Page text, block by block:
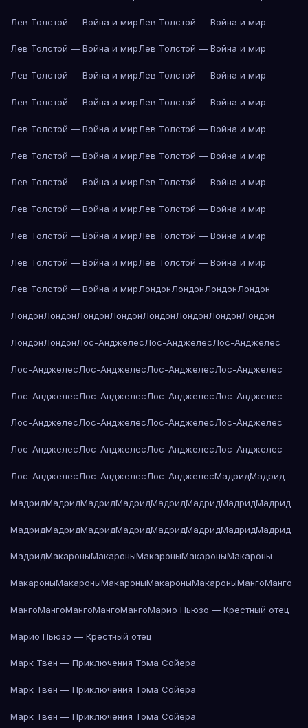
Лев Толстой — Война и мирЛев Толстой — Война и мир
Лев Толстой — Война и мирЛев Толстой — Война и мир
Лев Толстой — Война и мирЛев Толстой — Война и мир
Лев Толстой — Война и мирЛев Толстой — Война и мир
Лев Толстой — Война и мирЛев Толстой — Война и мир
Лев Толстой — Война и мирЛев Толстой — Война и мир
Лев Толстой — Война и мирЛев Толстой — Война и мир
Лев Толстой — Война и мирЛев Толстой — Война и мир
Лев Толстой — Война и мирЛев Толстой — Война и мир
Лев Толстой — Война и мирЛев Толстой — Война и мир
Лев Толстой — Война и мирЛондонЛондонЛондонЛондон
ЛондонЛондонЛондонЛондонЛондонЛондонЛондонЛондон
ЛондонЛондонЛос-АнджелесЛос-АнджелесЛос-Анджелес
Лос-АнджелесЛос-АнджелесЛос-АнджелесЛос-Анджелес
Лос-АнджелесЛос-АнджелесЛос-АнджелесЛос-Анджелес
Лос-АнджелесЛос-АнджелесЛос-АнджелесЛос-Анджелес
Лос-АнджелесЛос-АнджелесЛос-АнджелесЛос-Анджелес
Лос-АнджелесЛос-АнджелесЛос-АнджелесМадридМадрид
МадридМадридМадридМадридМадридМадридМадридМадрид
МадридМадридМадридМадридМадридМадридМадридМадрид
МадридМакароныМакароныМакароныМакароныМакароны
МакароныМакароныМакароныМакароныМакароныМангоМанго
МангоМангоМангоМангоМангоМарио Пьюзо — Крёстный отец
Марио Пьюзо — Крёстный отец
Марк Твен — Приключения Тома Сойера
Марк Твен — Приключения Тома Сойера
Марк Твен — Приключения Тома Сойера